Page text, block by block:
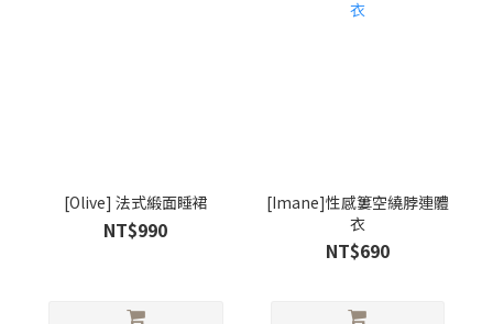
[Olive] 法式緞面睡裙
NT$990
[Imane]性感簍空繞脖連體
衣
NT$690